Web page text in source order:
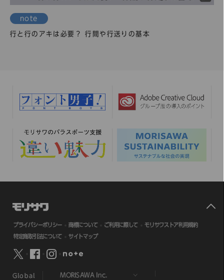
note
行と行のアキは必要？ 行間や行送りの基本
プライバシーポリシー 商標について ご利用に際して モリサワストア利用規約
特定商取引法について サイトマップ
Global